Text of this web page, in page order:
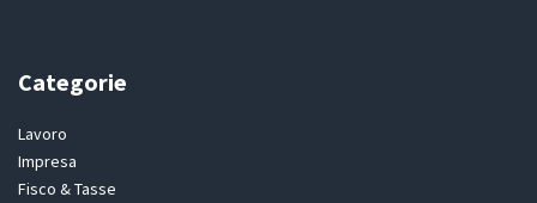
Categorie
Lavoro
Impresa
Fisco & Tasse